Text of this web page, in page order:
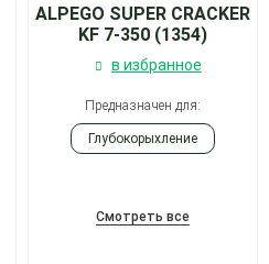
ALPEGO SUPER CRACKER
KF 7-350 (1354)
в избранное
Предназначен для:
Глубокорыхление
Смотреть все